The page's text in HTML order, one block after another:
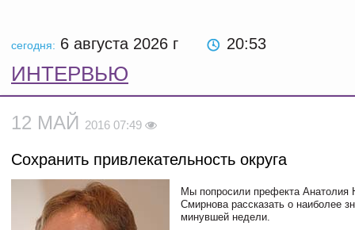
сегодня: 6 августа 2026 г 20:53
ИНТЕРВЬЮ
12 МАЙ 2016 07:49
Сохранить привлекательность округа
Мы попросили префекта Анатолия
Смирнова рассказать о наиболее
минувшей недели.